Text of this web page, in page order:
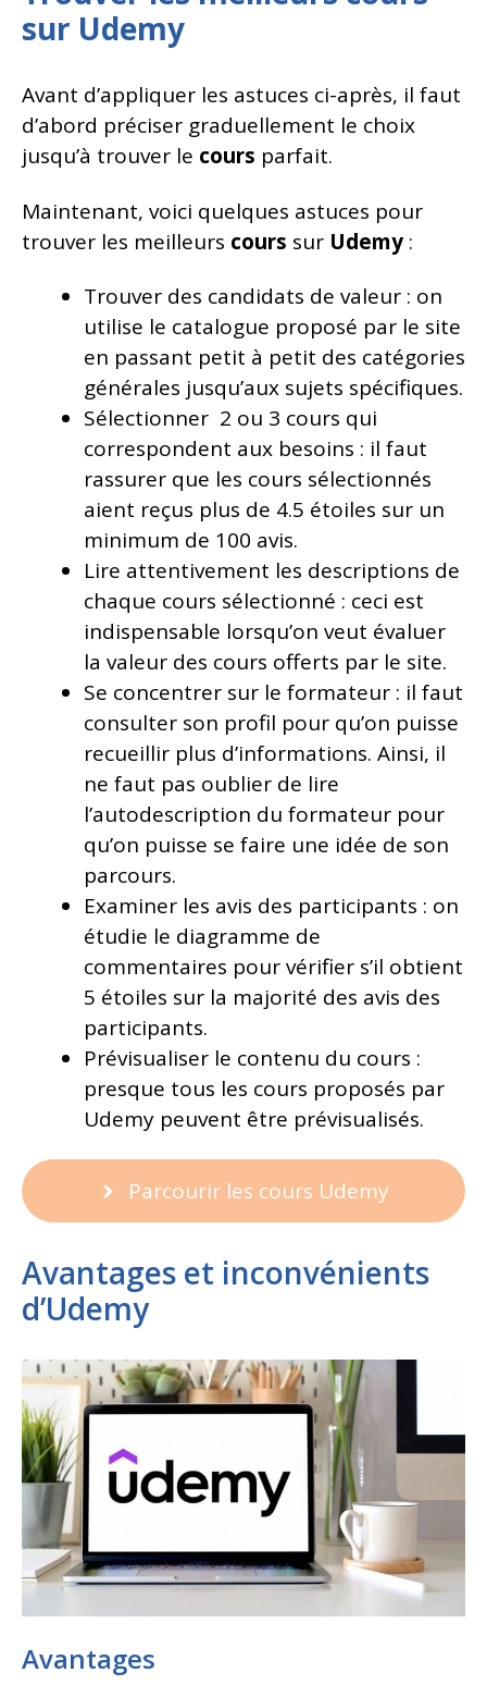
sur Udemy
Avant d’appliquer les astuces ci-après, il faut
d’abord préciser graduellement le choix
jusqu’à trouver le cours parfait.
Maintenant, voici quelques astuces pour
trouver les meilleurs cours sur Udemy :
Trouver des candidats de valeur : on
utilise le catalogue proposé par le site
en passant petit à petit des catégories
générales jusqu’aux sujets spécifiques.
Sélectionner 2 ou 3 cours qui
correspondent aux besoins : il faut
rassurer que les cours sélectionnés
aient reçus plus de 4.5 étoiles sur un
minimum de 100 avis.
Lire attentivement les descriptions de
chaque cours sélectionné : ceci est
indispensable lorsqu’on veut évaluer
la valeur des cours offerts par le site.
Se concentrer sur le formateur : il faut
consulter son profil pour qu’on puisse
recueillir plus d’informations. Ainsi, il
ne faut pas oublier de lire
l’autodescription du formateur pour
qu’on puisse se faire une idée de son
parcours.
Examiner les avis des participants : on
étudie le diagramme de
commentaires pour vérifier s’il obtient
5 étoiles sur la majorité des avis des
participants.
Prévisualiser le contenu du cours :
presque tous les cours proposés par
Udemy peuvent être prévisualisés.
Parcourir les cours Udemy
Avantages et inconvénients
d’Udemy
Avantages